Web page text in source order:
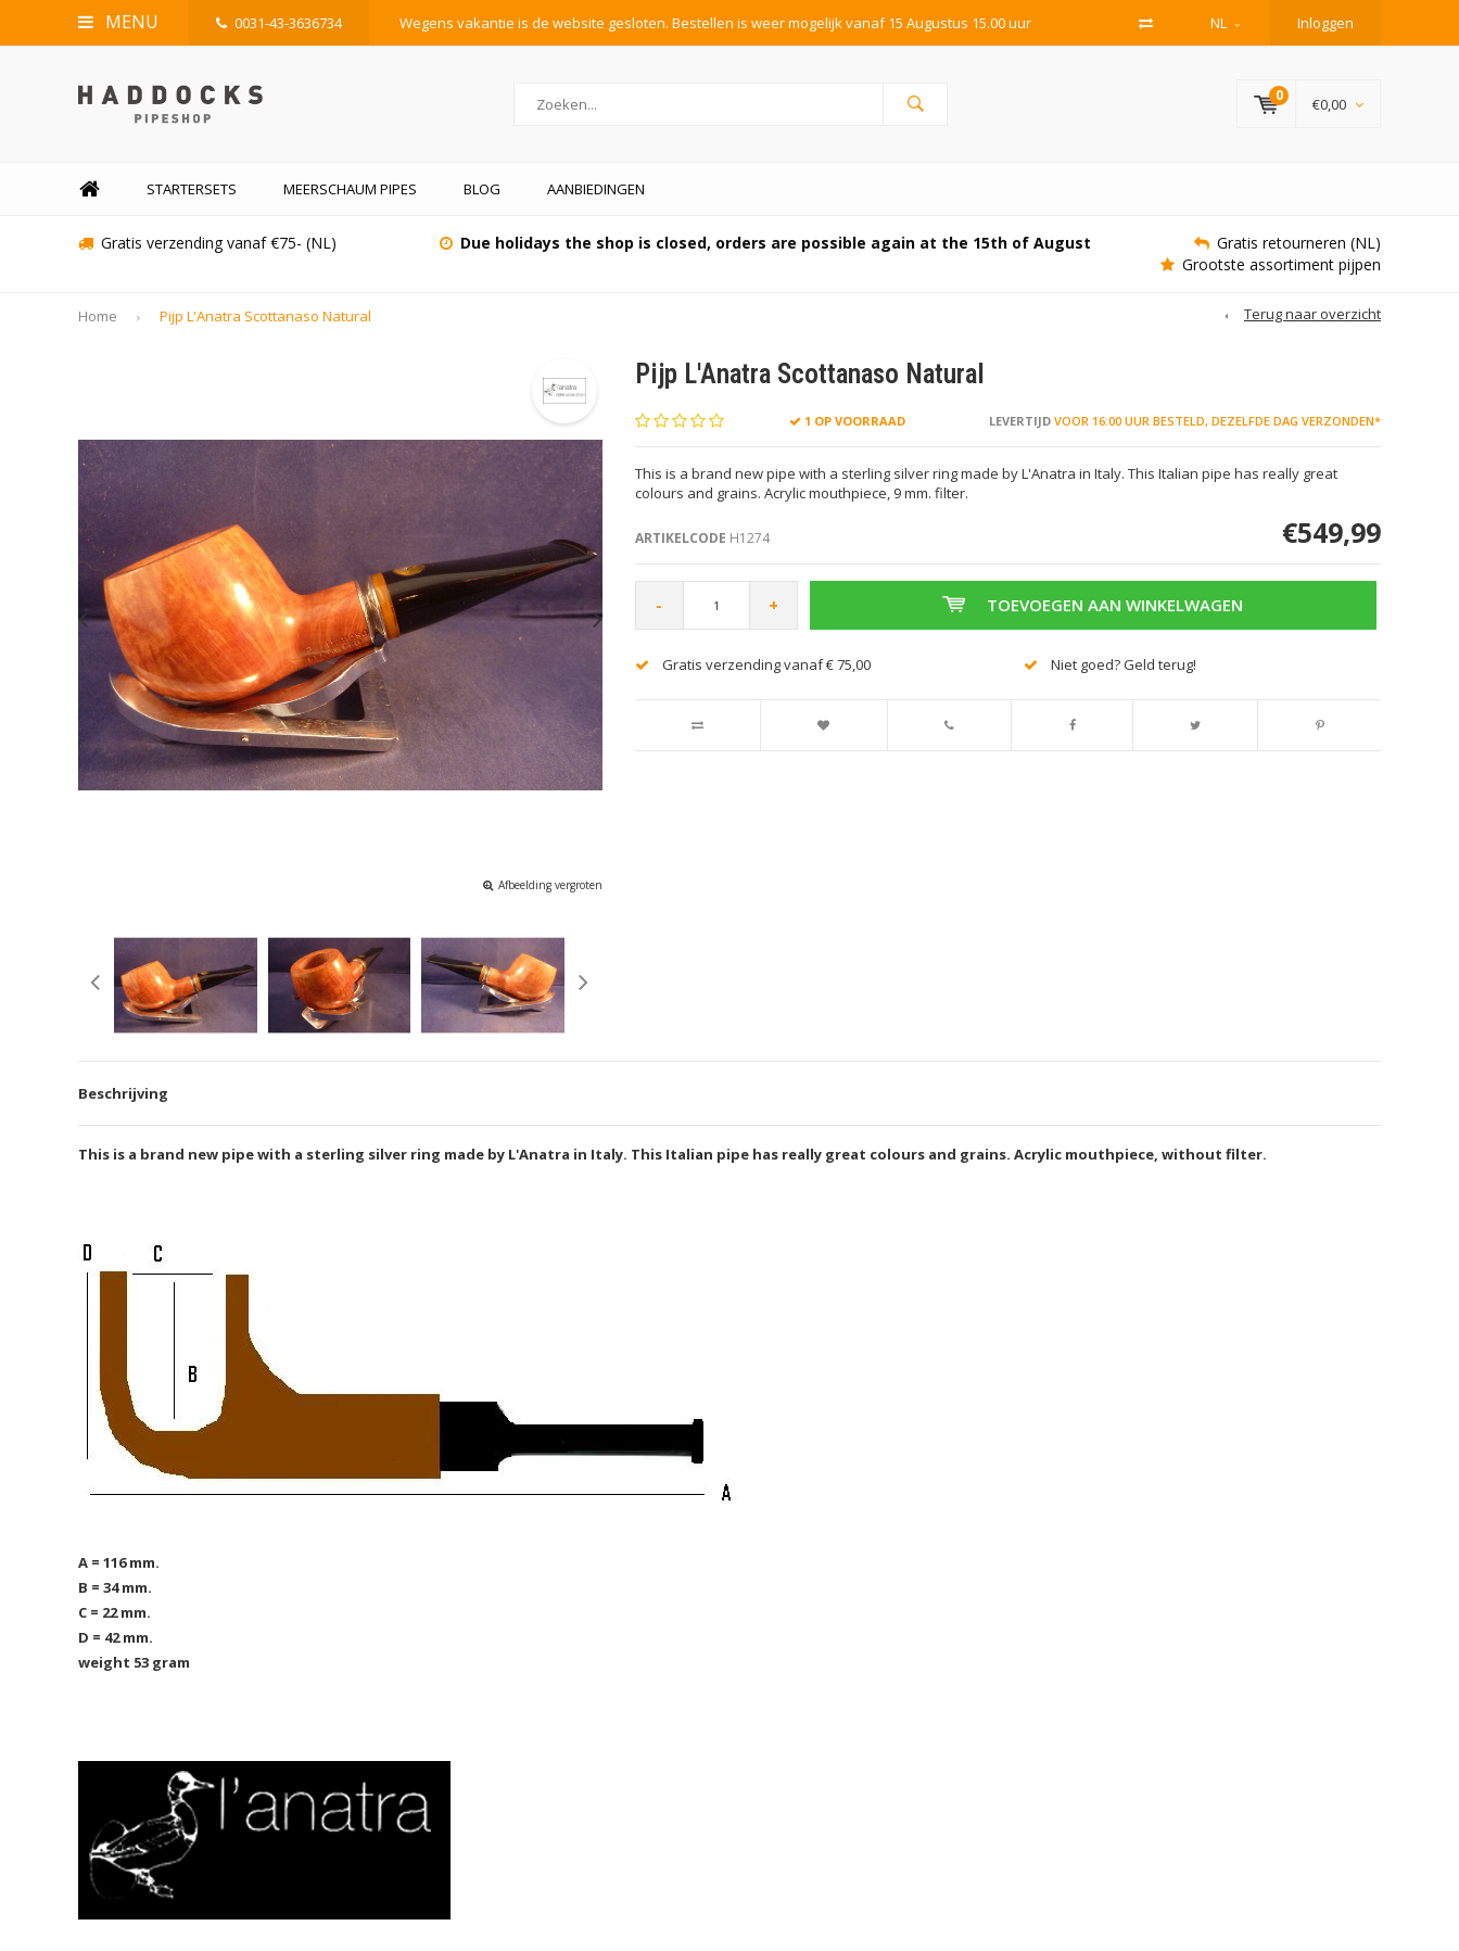
MENU 0031-43-3636734 Wegens vakantie is de website gesloten. Bestellen is weer mogelijk vanaf 15 Augustus 15.00 uur NL Inloggen
0 €0,00
STARTERSETS MEERSCHAUM PIPES BLOG AANBIEDINGEN
Gratis verzending vanaf €75- (NL) Due holidays the shop is closed, orders are possible again at the 15th of August
Gratis retourneren (NL)
Grootste assortiment pijpen
Home Pijp L'Anatra Scottanaso Natural Terug naar overzicht
Afbeelding vergroten
Pijp L'Anatra Scottanaso Natural
1 OP VOORRAAD LEVERTIJDVOOR 16:00 UUR BESTELD, DEZELFDE DAG VERZONDEN*
This is a brand new pipe with a sterling silver ring made by L'Anatra in Italy. This Italian pipe has really great
colours and grains. Acrylic mouthpiece, 9 mm. filter.
ARTIKELCODE H1274 €549,99
- + TOEVOEGEN AAN WINKELWAGEN
Gratis verzending vanaf € 75,00 Niet goed? Geld terug!
Beschrijving
This is a brand new pipe with a sterling silver ring made by L'Anatra in Italy. This Italian pipe has really great colours and grains. Acrylic mouthpiece, without filter.
A = 116 mm.
B = 34 mm.
C = 22 mm.
D = 42 mm.
weight 53 gram